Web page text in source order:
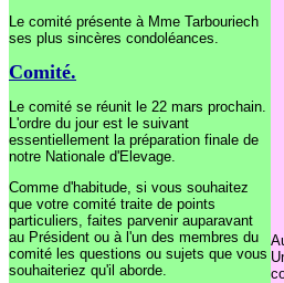
Le comité présente à Mme Tarbouriech
ses plus sincères condoléances.
Comité.
Le comité se réunit le 22 mars prochain.
L'ordre du jour est le suivant
essentiellement la préparation finale de
notre Nationale d'Elevage.
Comme d'habitude, si vous souhaitez
que votre comité traite de points
particuliers, faites parvenir auparavant
au Président ou à l'un des membres du
comité les questions ou sujets que vous
souhaiteriez qu'il aborde.